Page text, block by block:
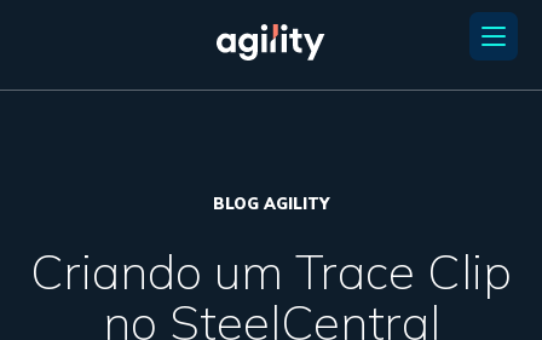
BLOG AGILITY
Criando um Trace Clip
no SteelCentral